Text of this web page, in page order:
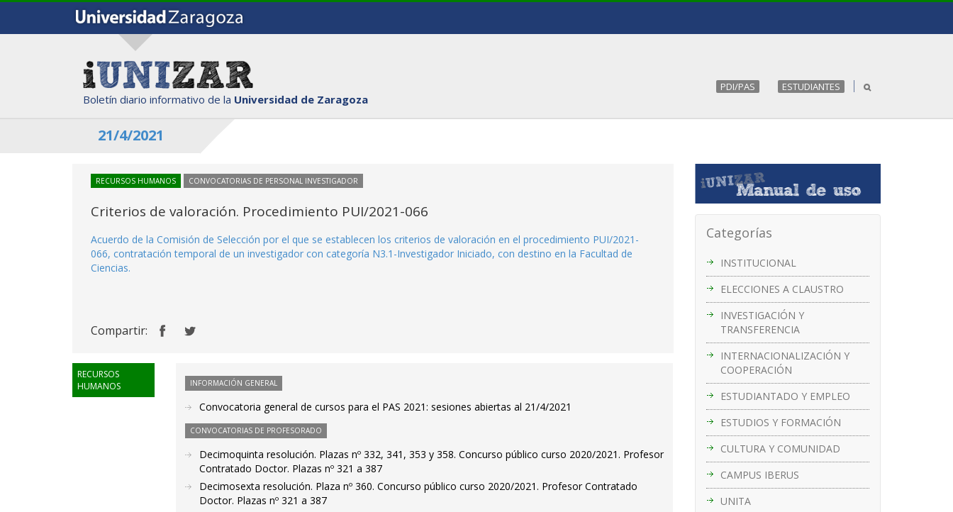
Boletín diario informativo de la Universidad de Zaragoza
PDI/PAS ESTUDIANTES
21/4/2021
Categorías
INSTITUCIONAL
ELECCIONES A CLAUSTRO
INVESTIGACIÓN Y
TRANSFERENCIA
INTERNACIONALIZACIÓN Y
COOPERACIÓN
ESTUDIANTADO Y EMPLEO
ESTUDIOS Y FORMACIÓN
CULTURA Y COMUNIDAD
CAMPUS IBERUS
UNITA
RECURSOS HUMANOS CONVOCATORIAS DE PERSONAL INVESTIGADOR
Criterios de valoración. Procedimiento PUI/2021-066
Acuerdo de la Comisión de Selección por el que se establecen los criterios de valoración en el procedimiento PUI/2021-
066, contratación temporal de un investigador con categoría N3.1-Investigador Iniciado, con destino en la Facultad de
Ciencias.
Compartir:
RECURSOS
HUMANOS
INFORMACIÓN GENERAL
Convocatoria general de cursos para el PAS 2021: sesiones abiertas al 21/4/2021
CONVOCATORIAS DE PROFESORADO
Decimoquinta resolución. Plazas nº 332, 341, 353 y 358. Concurso público curso 2020/2021. Profesor
Contratado Doctor. Plazas nº 321 a 387
Decimosexta resolución. Plaza nº 360. Concurso público curso 2020/2021. Profesor Contratado
Doctor. Plazas nº 321 a 387